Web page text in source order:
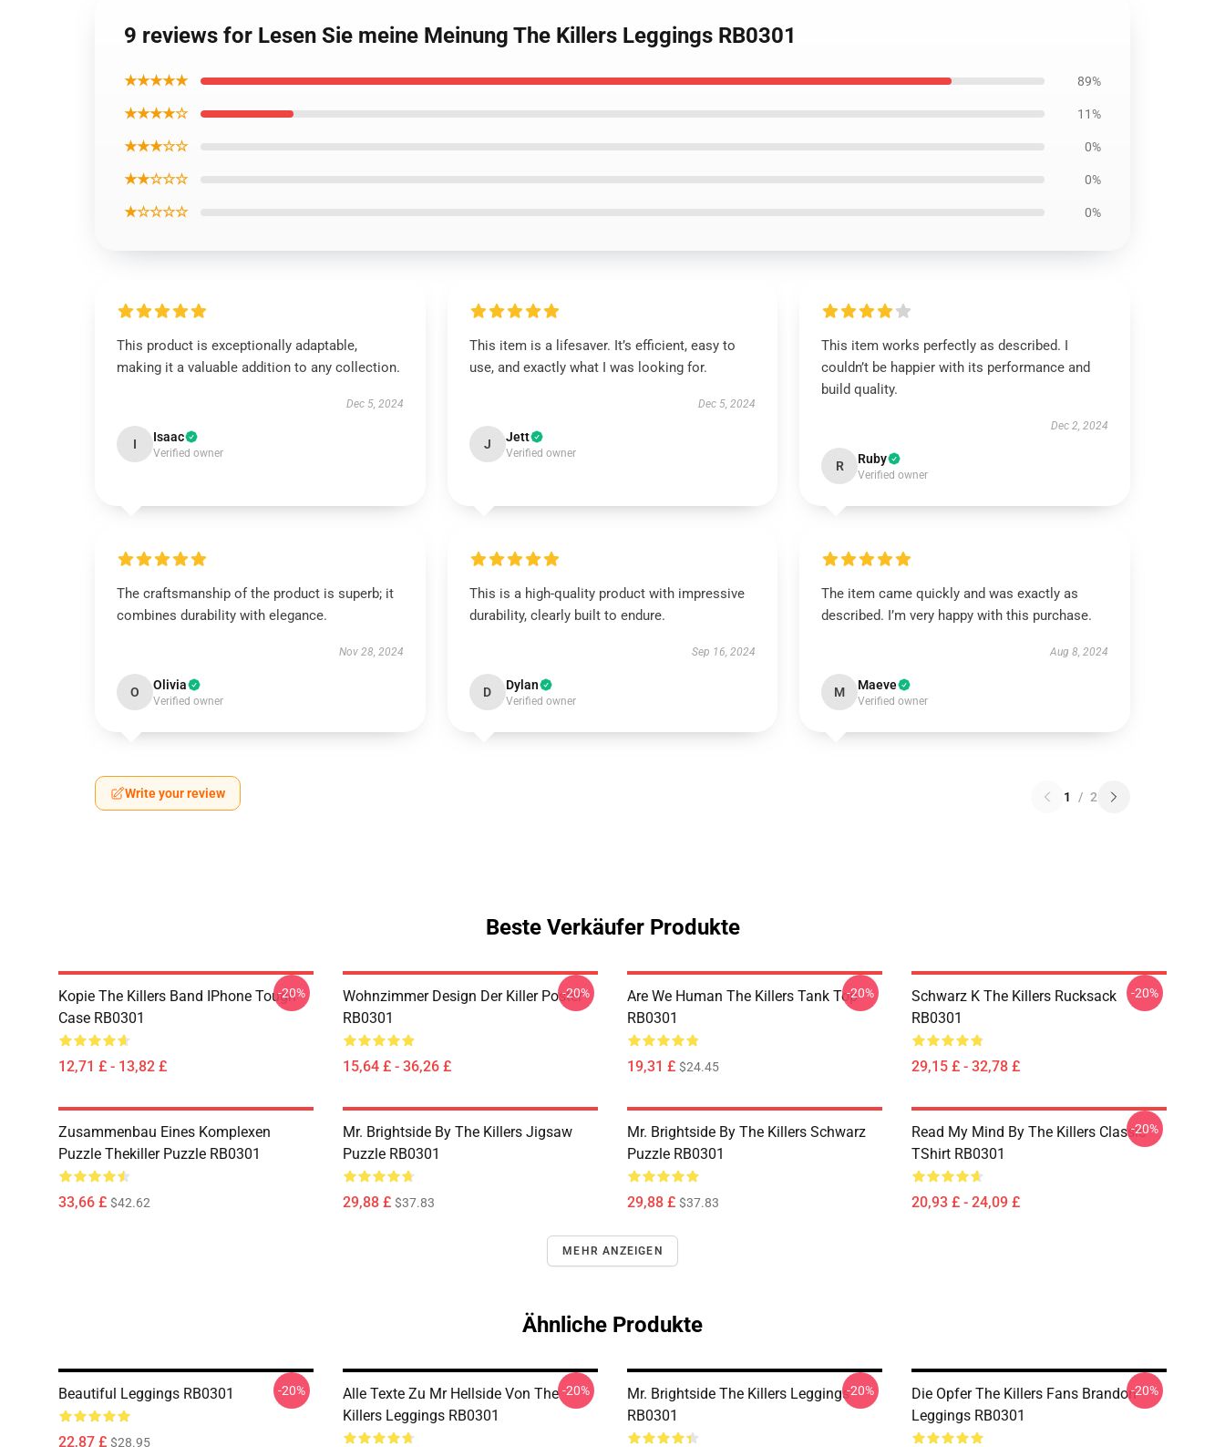
9 reviews for Lesen Sie meine Meinung The Killers Leggings RB0301
★★★★★ 89%
★★★★☆ 11%
★★★☆☆ 0%
★★☆☆☆ 0%
★☆☆☆☆ 0%
This product is exceptionally adaptable,
making it a valuable addition to any collection.
Dec 5, 2024
I Isaac
Verified owner
This item is a lifesaver. It’s efficient, easy to
use, and exactly what I was looking for.
Dec 5, 2024
J Jett
Verified owner
This item works perfectly as described. I
couldn’t be happier with its performance and
build quality.
Dec 2, 2024
R Ruby
Verified owner
The craftsmanship of the product is superb; it
combines durability with elegance.
Nov 28, 2024
O Olivia
Verified owner
This is a high-quality product with impressive
durability, clearly built to endure.
Sep 16, 2024
D Dylan
Verified owner
The item came quickly and was exactly as
described. I’m very happy with this purchase.
Aug 8, 2024
M Maeve
Verified owner
Write your review 1 / 2
Beste Verkäufer Produkte
Kopie The Killers Band IPhone Tough
Case RB0301
12,71 £ - 13,82 £
-20%
Wohnzimmer Design Der Killer Poster
RB0301
15,64 £ - 36,26 £
-20%
Are We Human The Killers Tank Top
RB0301
19,31 £ $24.45
-20%
Schwarz K The Killers Rucksack
RB0301
29,15 £ - 32,78 £
-20%
Zusammenbau Eines Komplexen
Puzzle Thekiller Puzzle RB0301
33,66 £ $42.62
Mr. Brightside By The Killers Jigsaw
Puzzle RB0301
29,88 £ $37.83
Mr. Brightside By The Killers Schwarz
Puzzle RB0301
29,88 £ $37.83
Read My Mind By The Killers Classic
TShirt RB0301
20,93 £ - 24,09 £
-20%
MEHR ANZEIGEN
Ähnliche Produkte
Beautiful Leggings RB0301
22,87 £ $28.95
-20%
Alle Texte Zu Mr Hellside Von The
Killers Leggings RB0301
-20%
Mr. Brightside The Killers Leggings
RB0301
-20%
Die Opfer The Killers Fans Brandon
Leggings RB0301
-20%